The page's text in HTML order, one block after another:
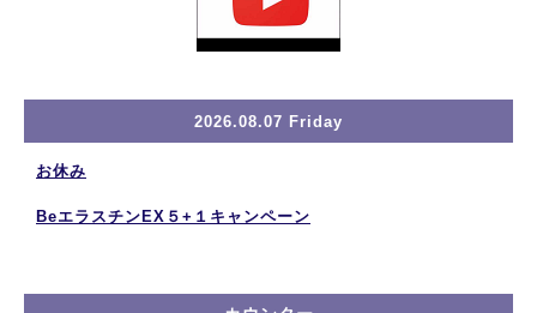
2026.08.07 Friday
お休み
BeエラスチンEX５+１キャンペーン